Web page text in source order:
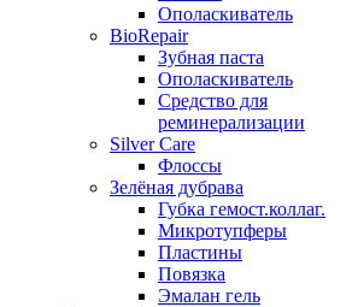
Ополаскиватель
BioRepair
Зубная паста
Ополаскиватель
Средство для
реминерализации
Silver Care
Флоссы
Зелёная дубрава
Губка гемост.коллаг.
Микротупферы
Пластины
Повязка
Эмалан гель